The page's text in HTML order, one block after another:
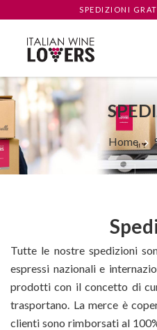
SPEDIZIONI
Home
Tutte le nostre spedizioni
espressi nazionali e
prodotti con il concetto di
trasportano. La merce è
clienti sono rimborsati al